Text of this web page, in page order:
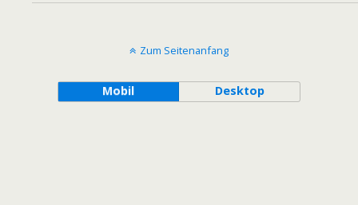
Zum Seitenanfang
Mobil Desktop